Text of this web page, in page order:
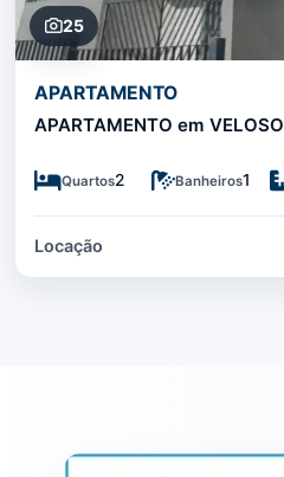
25
APARTAMENTO
APARTAMENTO em VELOSO
Quartos2 Banheiros1
Locação